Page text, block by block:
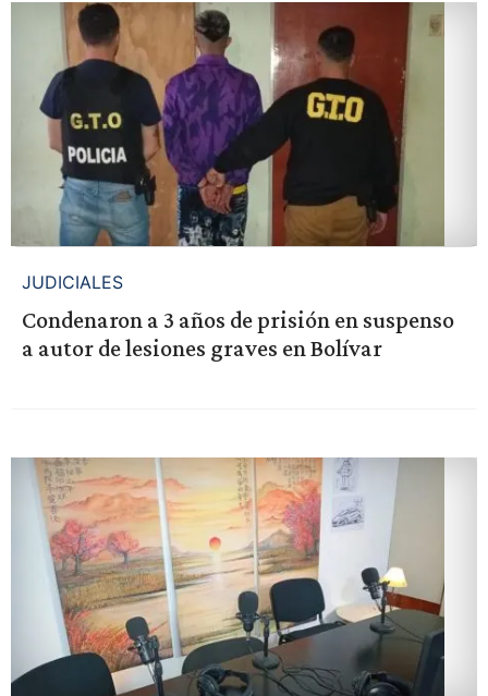
JUDICIALES
Condenaron a 3 años de prisión en suspenso
a autor de lesiones graves en Bolívar